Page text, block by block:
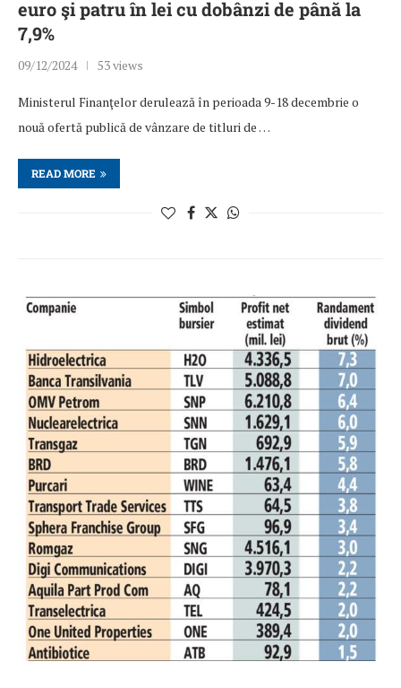
euro şi patru în lei cu dobânzi de până la
7,9%
09/12/2024 53 views
Ministerul Finanţelor derulează în perioada 9-18 decembrie o
nouă ofertă publică de vânzare de titluri de …
READ MORE